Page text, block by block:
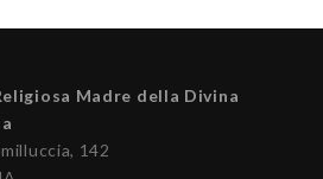
Madre della Divina
142